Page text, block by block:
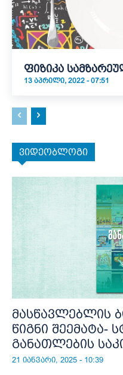
ფიზიკა
13 ᲐᲞᲠᲘᲚᲘ, 2022 - 07:51
ვიდეობლოგი
მასწავლებლის
წიგნი შეემატა-
განათლების
21 იანვარი, 2025 - 10:39